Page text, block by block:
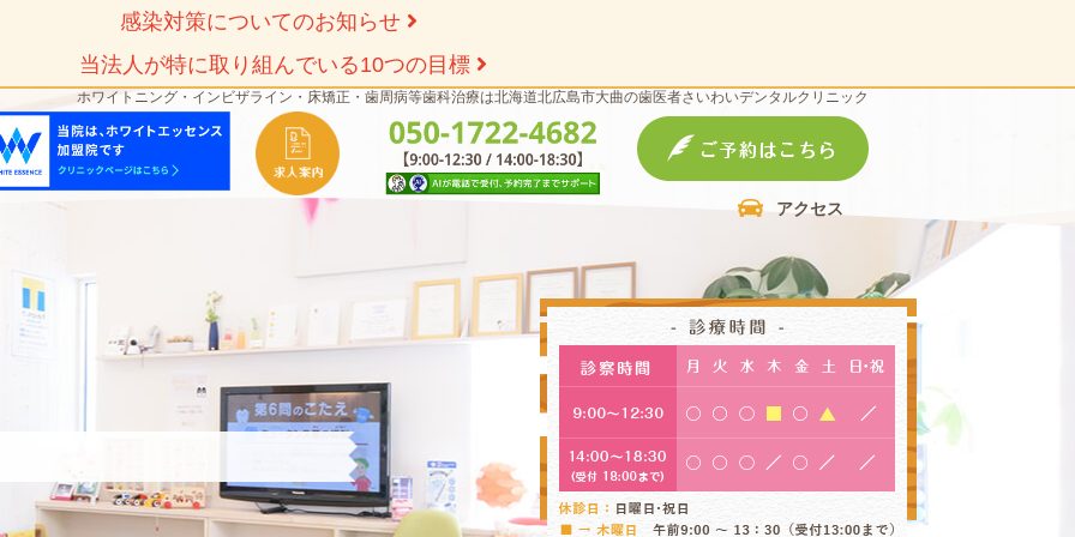
感染対策についてのお知らせ
当法人が特に取り組んでいる10つの目標
ホワイトニング・インビザライン・床矯正・歯周病等歯科治療は北海道北広島市大曲の歯医者さいわいデンタルクリニック
アクセス